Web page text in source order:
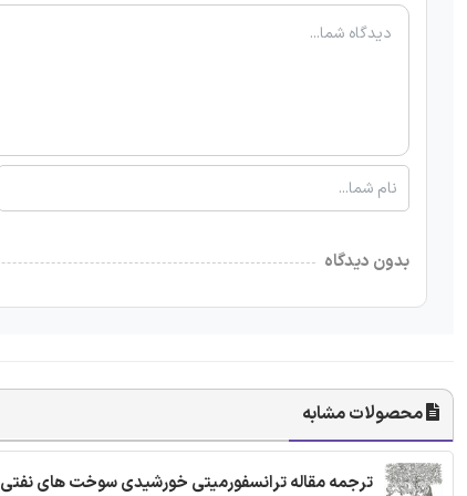
بدون دیدگاه
محصولات مشابه
ترجمه مقاله ترانسفورمیتی خورشیدی سوخت های نفتی